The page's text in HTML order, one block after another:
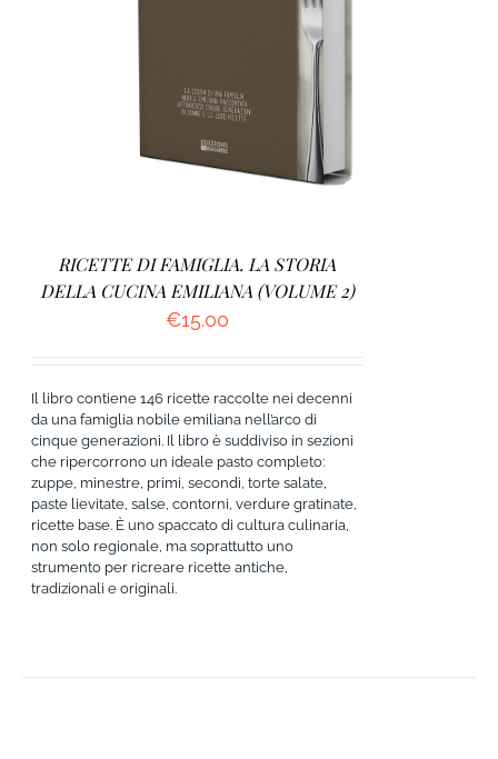
/ DETTAGLI
RICETTE DI FAMIGLIA. LA STORIA
DELLA CUCINA EMILIANA (VOLUME 2)
€15.00
Il libro contiene 146 ricette raccolte nei decenni
da una famiglia nobile emiliana nell’arco di
cinque generazioni. Il libro è suddiviso in sezioni
che ripercorrono un ideale pasto completo:
zuppe, minestre, primi, secondi, torte salate,
paste lievitate, salse, contorni, verdure gratinate,
ricette base. È uno spaccato di cultura culinaria,
non solo regionale, ma soprattutto uno
strumento per ricreare ricette antiche,
tradizionali e originali.